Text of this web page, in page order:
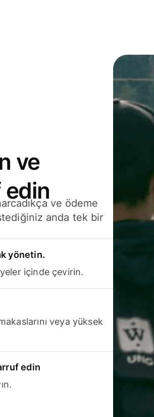
ve
edinve ödeme
anda tek bir
yönetin.
içinde çevirin.
veya yüksek
edin